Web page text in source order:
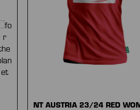
NT AUSTRIA 23/24 RED